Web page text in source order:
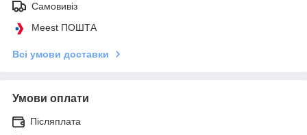
Самовивіз
Meest ПОШТА
Всі умови доставки
Умови оплати
Післяплата